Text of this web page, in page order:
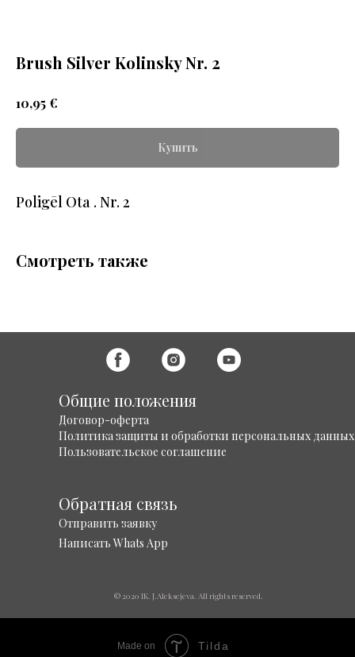
Brush Silver Kolinsky Nr. 2
10,95 €
Купить
Poligēl Ota . Nr. 2
Смотреть также
Общие положения
Договор-оферта
Политика защиты и обработки персональных данных
Пользовательское соглашение
Обратная связь
Написать Whats App
Отправить заявку
© 2020 IK. J.Aleksejeva. All rights reserved.
Made on Tilda